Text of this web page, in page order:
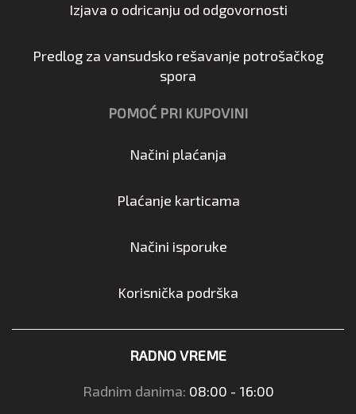
Izjava o odricanju od odgovornosti
Predlog za vansudsko rešavanje potrošačkog
spora
POMOĆ PRI KUPOVINI
Načini plaćanja
Plaćanje karticama
Načini isporuke
Korisnička podrška
RADNO VREME
Radnim danima: 08:00 - 16:00